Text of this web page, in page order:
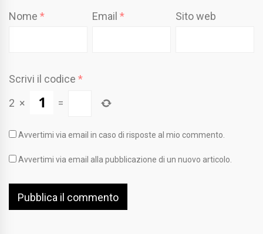
Nome * Email* Sito web
Scrivi il codice *
2 × =
Avvertimi via email in caso di risposte al mio commento.
Avvertimi via email alla pubblicazione di un nuovo articolo.